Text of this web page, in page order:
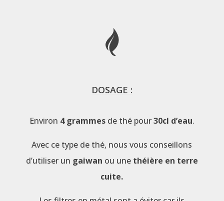
DOSAGE :
Environ 4 grammesde thé pour30cl d’eau.
Avec ce type de thé, nous vous conseillons
d’utiliser un gaiwan ou une théière en terre
cuite.